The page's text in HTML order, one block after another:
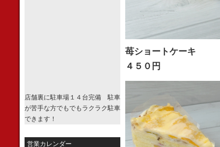
苺ショートケーキ
４５０円
店舗裏に駐車場１４台完備 駐車
が苦手な方でもでもラクラク駐車
できます！
営業カレンダー